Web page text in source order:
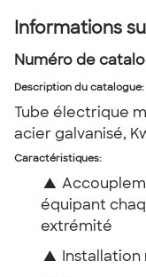
Informations
Numéro de
Description du catalogue:
Tube électrique
acier galvanisé,
Caractéristiques:
▲
équipant
extrémité
▲